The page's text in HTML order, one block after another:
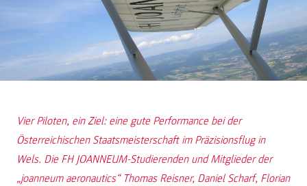
Vier Piloten, ein Ziel: eine gute Performance bei der
Österreichischen Staatsmeisterschaft im Präzisionsflug in
Wels. Die FH JOANNEUM-Studierenden und Mitglieder der
„joanneum aeronautics“ Thomas Reisner, Daniel Scharf, Florian